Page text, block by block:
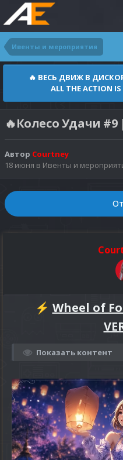
Ивенты и мероприятия
🔥 ВЕСЬ ДВИЖ В
ALL THE ACTION
🔥Колесо Удачи
Автор Courtney
18 июня в Ивенты и
⚡ Wheel of
Показать контент